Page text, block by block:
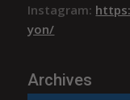
Instagram:
yon/
Archives